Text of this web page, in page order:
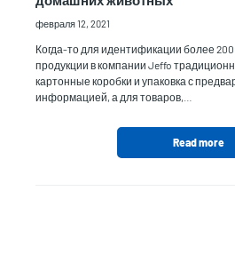
февраля 12, 2021
Когда-то для идентификации более
продукции в компании Jeffo
картонные коробки и упаковка с
информацией, а для товаров,…
Read more